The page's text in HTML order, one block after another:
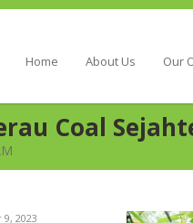
Home About Us Our
Coal
2023